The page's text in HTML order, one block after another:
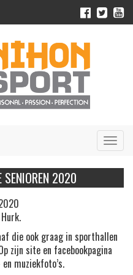
SENIOREN 2020
die ook graag in sporthallen
zijn site en facebookpagina
muziekfoto’s.